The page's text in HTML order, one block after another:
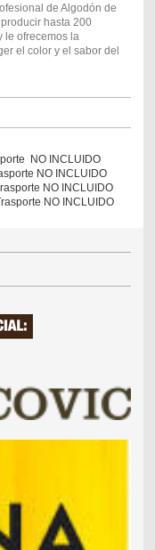
de Algodón de
hasta 200
le ofrecemos la
el color y el sabor del
NO INCLUIDO
NO INCLUIDO
NO INCLUIDO
NO INCLUIDO